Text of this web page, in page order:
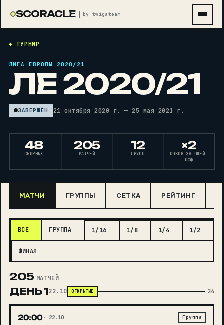
SCORACLE by twigateam
◆ ТУРНИР
ЛИГА ЕВРОПЫ 2020/21
ЛЕ 2020/21
ЗАВЕРШЁН 21 октября 2020 г. — 25 мая 2021 г.
48
СБОРНЫХ
205
МАТЧЕЙ
12
ГРУПП
×2
ОЧКОВ ЗА ПЛЕЙ-
ОФФ
МАТЧИ ГРУППЫ СЕТКА РЕЙТИНГ
ВСЕ ГРУППА 1/16 1/8 1/4 1/2
ФИНАЛ
205 МАТЧЕЙ
ДЕНЬ122.10 ОТКРЫТИЕ 24
20:00 22.10 Группа